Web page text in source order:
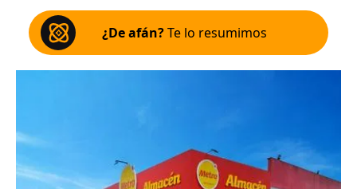
¿De afán?Te lo resumimos